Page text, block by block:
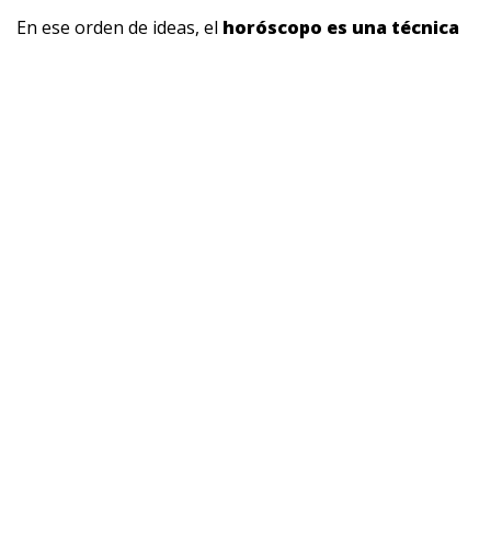
En ese orden de ideas, el horóscopo es una técnica